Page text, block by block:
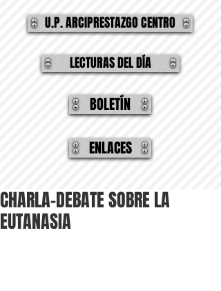
U.P. ARCIPRESTAZGO CENTRO
LECTURAS DEL DÍA
BOLETÍN
ENLACES
CHARLA-DEBATE SOBRE LA
EUTANASIA